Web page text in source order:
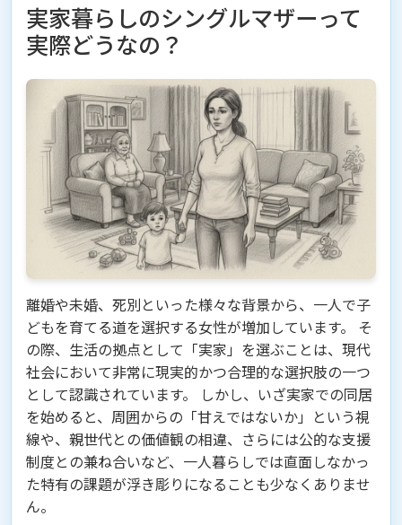
実家暮らしのシングルマザーって
実際どうなの？
離婚や未婚、死別といった様々な背景から、一人で子
どもを育てる道を選択する女性が増加しています。 そ
の際、生活の拠点として「実家」を選ぶことは、現代
社会において非常に現実的かつ合理的な選択肢の一つ
として認識されています。 しかし、いざ実家での同居
を始めると、周囲からの「甘えではないか」という視
線や、親世代との価値観の相違、さらには公的な支援
制度との兼ね合いなど、一人暮らしでは直面しなかっ
た特有の課題が浮き彫りになることも少なくありませ
ん。